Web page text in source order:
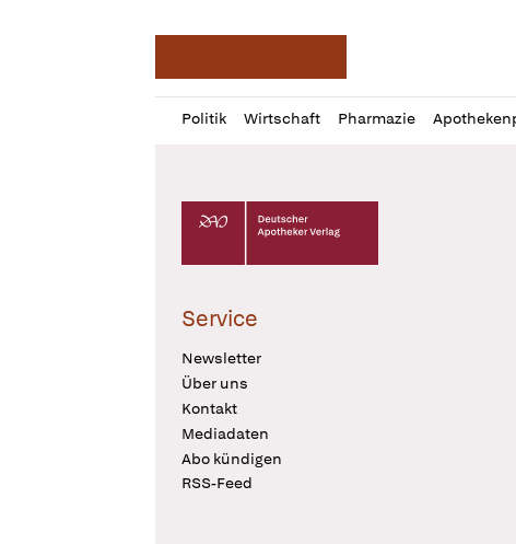
Politik Wirtschaft Pharmazie
Profil
öffnen
Daz
Pur
Deutscher Apotheker Verlag Logo
Service
Newsletter
Über uns
Kontakt
Mediadaten
Abo kündigen
RSS-Feed